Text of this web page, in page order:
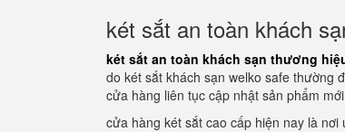
két sắt an toàn khách
két sắt an toàn khách sạn thương
do két sắt khách sạn welko safe thường
cửa hàng liên tục cập nhật sản phẩm
cửa hàng két sắt cao cấp hiện nay là